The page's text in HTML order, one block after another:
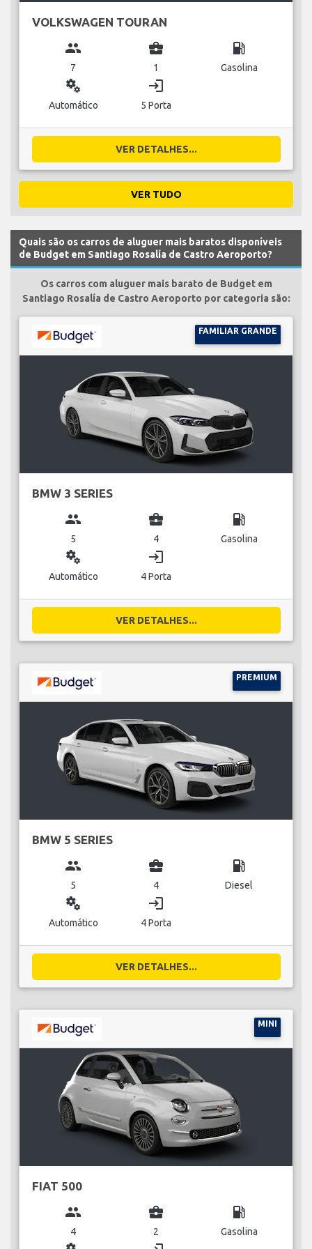
VOLKSWAGEN TOURAN
group
7
business_center
1
local_gas_station
Gasolina
miscellaneous_services
Automático
login
5 Porta
VER DETALHES...
VER TUDO
Quais são os carros de aluguer mais baratos disponíveis
de Budget em Santiago Rosalía de Castro Aeroporto?
Os carros com aluguer mais barato de Budget em
Santiago Rosalía de Castro Aeroporto por categoria são:
FAMILIAR GRANDE
BMW 3 SERIES
group
5
business_center
4
local_gas_station
Gasolina
miscellaneous_services
Automático
login
4 Porta
VER DETALHES...
PREMIUM
BMW 5 SERIES
group
5
business_center
4
local_gas_station
Diesel
miscellaneous_services
Automático
login
4 Porta
VER DETALHES...
MINI
FIAT 500
group
4
business_center
2
local_gas_station
Gasolina